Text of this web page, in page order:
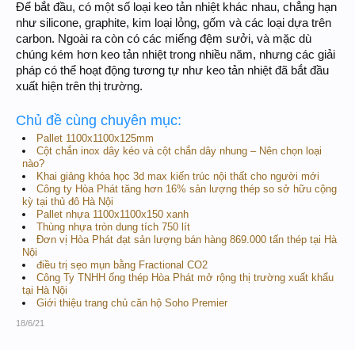
Để bắt đầu, có một số loại keo tản nhiệt khác nhau, chẳng hạn
như silicone, graphite, kim loại lỏng, gốm và các loại dựa trên
carbon. Ngoài ra còn có các miếng đệm sưởi, và mặc dù
chúng kém hơn keo tản nhiệt trong nhiều năm, nhưng các giải
pháp có thể hoạt động tương tự như keo tản nhiệt đã bắt đầu
xuất hiện trên thị trường.
Chủ đề cùng chuyên mục:
Pallet 1100x1100x125mm
Cột chắn inox dây kéo và cột chắn dây nhung – Nên chọn loại
nào?
Khai giảng khóa học 3d max kiến trúc nội thất cho người mới
Công ty Hòa Phát tăng hơn 16% sản lượng thép so sở hữu cộng
kỳ tại thủ đô Hà Nội
Pallet nhựa 1100x1100x150 xanh
Thùng nhựa tròn dung tích 750 lít
Đơn vị Hòa Phát đạt sản lượng bán hàng 869.000 tấn thép tại Hà
Nội
điều trị sẹo mụn bằng Fractional CO2
Công Ty TNHH ống thép Hòa Phát mở rộng thị trường xuất khẩu
tại Hà Nội
Giới thiệu trang chủ căn hộ Soho Premier
18/6/21